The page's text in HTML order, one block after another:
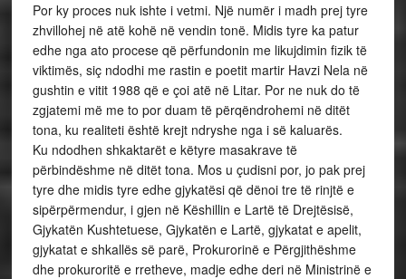
Por ky proces nuk ishte i vetmi. Një numër i madh prej tyre
zhvillohej në atë kohë në vendin tonë. Midis tyre ka patur
edhe nga ato procese që përfundonin me likujdimin fizik të
viktimës, siç ndodhi me rastin e poetit martir Havzi Nela në
gushtin e vitit 1988 që e çoi atë në Litar. Por ne nuk do të
zgjatemi më me to por duam të përqëndrohemi në ditët
tona, ku realiteti është krejt ndryshe nga i së kaluarës.
Ku ndodhen shkaktarët e këtyre masakrave të
përbindëshme në ditët tona. Mos u çudisni por, jo pak prej
tyre dhe midis tyre edhe gjykatësi që dënoi tre të rinjtë e
sipërpërmendur, i gjen në Këshillin e Lartë të Drejtësisë,
Gjykatën Kushtetuese, Gjykatën e Lartë, gjykatat e apelit,
gjykatat e shkallës së parë, Prokurorinë e Përgjithëshme
dhe prokuroritë e rretheve, madje edhe deri në Ministrinë e